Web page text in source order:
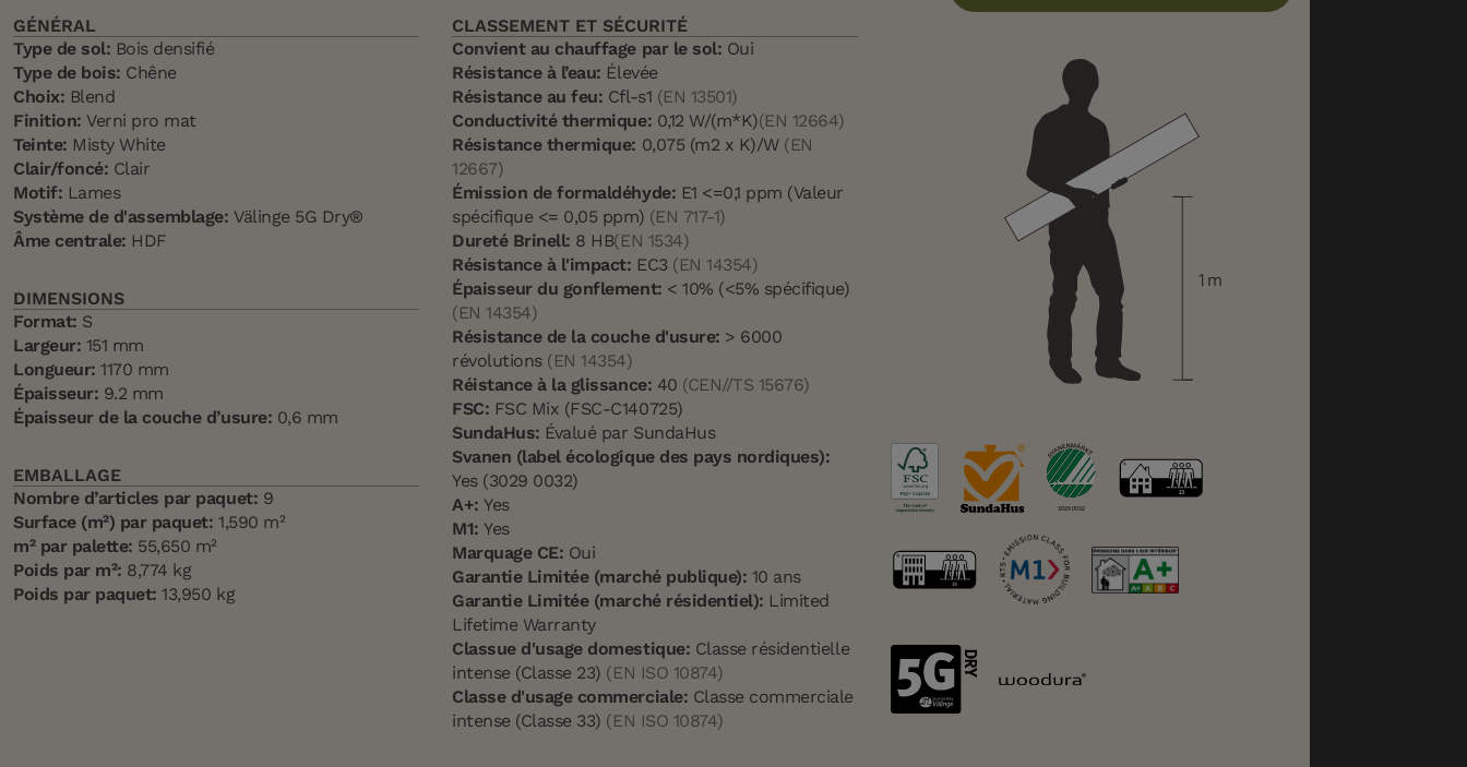
GÉNÉRAL
Type de sol: Bois densifié
Type de bois: Chêne
Choix: Blend
Finition: Verni pro mat
Teinte: Misty White
Clair/foncé: Clair
Motif: Lames
Système de d'assemblage: Välinge 5G Dry®
Âme centrale: HDF
DIMENSIONS
Format: S
Largeur: 151 mm
Longueur: 1170 mm
Épaisseur: 9.2 mm
Épaisseur de la couche d’usure: 0,6 mm
EMBALLAGE
Nombre d’articles par paquet: 9
Surface (m²) par paquet: 1,590 m²
m² par palette: 55,650 m²
Poids par m²: 8,774 kg
Poids par paquet: 13,950 kg
CLASSEMENT ET SÉCURITÉ
Convient au chauffage par le sol: Oui
Résistance à l’eau: Élevée
Résistance au feu: Cfl-s1 (EN 13501)
Conductivité thermique: 0,12 W/(m*K)(EN 12664)
Résistance thermique: 0,075 (m2 x K)/W (EN
12667)
Émission de formaldéhyde: E1 <=0,1 ppm (Valeur
spécifique <= 0,05 ppm) (EN 717-1)
Dureté Brinell: 8 HB(EN 1534)
Résistance à l'impact: EC3 (EN 14354)
Épaisseur du gonflement: < 10% (<5% spécifique)
(EN 14354)
Résistance de la couche d'usure: > 6000
révolutions (EN 14354)
Réistance à la glissance: 40 (CEN//TS 15676)
FSC: FSC Mix (FSC-C140725)
SundaHus: Évalué par SundaHus
Svanen (label écologique des pays nordiques):
Yes (3029 0032)
A+: Yes
M1: Yes
Marquage CE: Oui
Garantie Limitée (marché publique): 10 ans
Garantie Limitée (marché résidentiel): Limited
Lifetime Warranty
Classue d'usage domestique: Classe résidentielle
intense (Classe 23) (EN ISO 10874)
Classe d'usage commerciale: Classe commerciale
intense (Classe 33) (EN ISO 10874)
1m